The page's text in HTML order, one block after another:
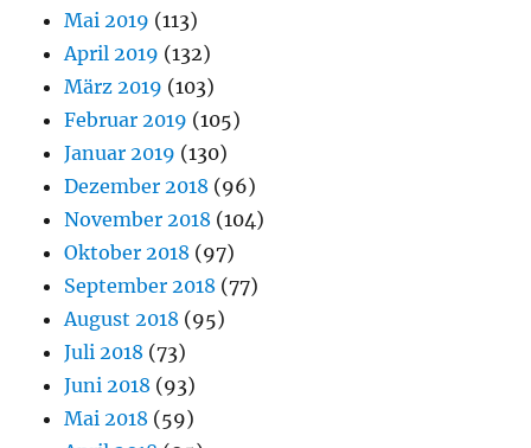
Mai 2019 (113)
April 2019 (132)
März 2019 (103)
Februar 2019 (105)
Januar 2019 (130)
Dezember 2018 (96)
November 2018 (104)
Oktober 2018 (97)
September 2018 (77)
August 2018 (95)
Juli 2018 (73)
Juni 2018 (93)
Mai 2018 (59)